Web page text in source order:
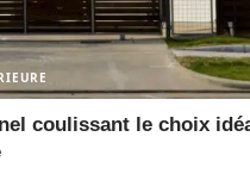
coulissant le choix